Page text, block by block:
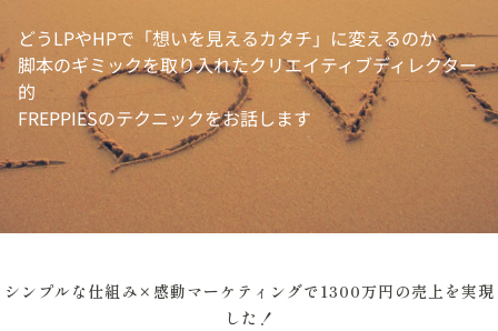
どうLPやHPで「想いを見えるカタチ」に変えるのか
脚本のギミックを取り入れたクリエイティブディレクター
的
FREPPIESのテクニックをお話します
シンプルな仕組み×感動マーケティングで1300万円の売上を実現
した！